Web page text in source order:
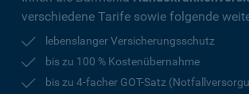
verschiedene Tarife sowie folgende
lebenslanger Versicherungsschutz
bis zu 100 % Kostenübernahme
bis zu 4-facher GOT-Satz